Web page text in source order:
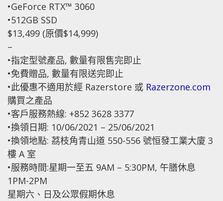
•GeForce RTX™ 3060
•512GB SSD
$13,499 (原價$14,999)
–
•指定型號產品, 數量有限售完即止
•免費贈品, 數量有限送完即止
•此優惠不適用於經 Razerstore 或 Razerzone.com
購買之產品
•客戶服務熱線: +852 3628 3377
•換領日期: 10/06/2021 – 25/06/2021
•換領地點: 茘枝角青山道 550-556 號恒發工業大廈 3
樓 A 室
•服務時間:星期一至五 9AM – 5:30PM, 午膳休息
1PM-2PM
星期六、日及公眾假期休息